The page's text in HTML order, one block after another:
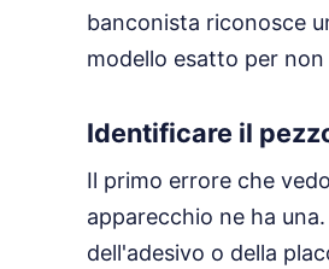
banconista riconosce
modello esatto per
Identificare il
Il primo errore che
apparecchio ne ha
dell'adesivo o della